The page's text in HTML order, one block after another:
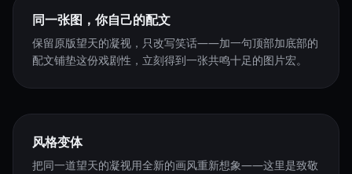
同一张图，你自己的配文
保留原版望天的凝视，只改写笑话——加一句顶部加底部的
配文铺垫这份戏剧性，立刻得到一张共鸣十足的图片宏。
风格变体
把同一道望天的凝视用全新的画风重新想象——这里是致敬